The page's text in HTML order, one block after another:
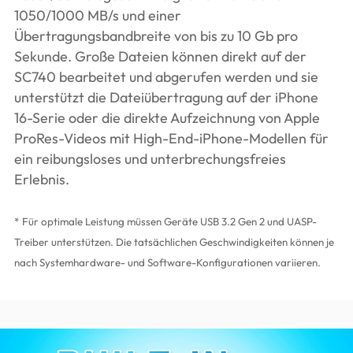
1050/1000 MB/s und einer
Übertragungsbandbreite von bis zu 10 Gb pro
Sekunde. Große Dateien können direkt auf der
SC740 bearbeitet und abgerufen werden und sie
unterstützt die Dateiübertragung auf der iPhone
16-Serie oder die direkte Aufzeichnung von Apple
ProRes-Videos mit High-End-iPhone-Modellen für
ein reibungsloses und unterbrechungsfreies
Erlebnis.
* Für optimale Leistung müssen Geräte USB 3.2 Gen 2 und UASP-
Treiber unterstützen. Die tatsächlichen Geschwindigkeiten können je
nach Systemhardware- und Software-Konfigurationen variieren.